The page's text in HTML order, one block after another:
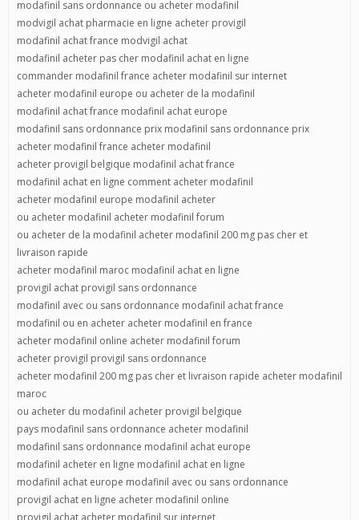
modafinil sans ordonnance ou acheter modafinil
modvigil achat pharmacie en ligne acheter provigil
modafinil achat france modvigil achat
modafinil acheter pas cher modafinil achat en ligne
commander modafinil france acheter modafinil sur internet
acheter modafinil europe ou acheter de la modafinil
modafinil achat france modafinil achat europe
modafinil sans ordonnance prix modafinil sans ordonnance prix
acheter modafinil france acheter modafinil
acheter provigil belgique modafinil achat france
modafinil achat en ligne comment acheter modafinil
acheter modafinil europe modafinil acheter
ou acheter modafinil acheter modafinil forum
ou acheter de la modafinil acheter modafinil 200 mg pas cher et
livraison rapide
acheter modafinil maroc modafinil achat en ligne
provigil achat provigil sans ordonnance
modafinil avec ou sans ordonnance modafinil achat france
modafinil ou en acheter acheter modafinil en france
acheter modafinil online acheter modafinil forum
acheter provigil provigil sans ordonnance
acheter modafinil 200 mg pas cher et livraison rapide acheter modafinil
maroc
ou acheter du modafinil acheter provigil belgique
pays modafinil sans ordonnance acheter modafinil
modafinil sans ordonnance modafinil achat europe
modafinil acheter en ligne modafinil achat en ligne
modafinil achat europe modafinil avec ou sans ordonnance
provigil achat en ligne acheter modafinil online
provigil achat acheter modafinil sur internet